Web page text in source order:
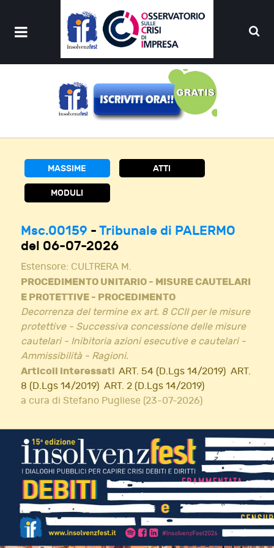
MASSIME ATTI
MODULI
Msc.00159 - Tribunale di PALERMO
del 06-07-2026
Estensore: CULTRERA M.
PROCEDIMENTO UNITARIO - MISURE CAUTELARI
E PROTETTIVE - PROCEDIMENTO
Decorrenza del termine ex art. 8 CCII per le misure
protettive - Successiva concessione delle misure
cautelari - Inibitoria azioni esecutive e cautelari -
Ammissibilità - Ragioni.
Articoli interessati ART. 54 (D.Lgs 14/2019) ART.
8 (D.Lgs 14/2019) ART. 2 (D.Lgs 14/2019)
a cura di Stefano Pugliese (23-07-2026)